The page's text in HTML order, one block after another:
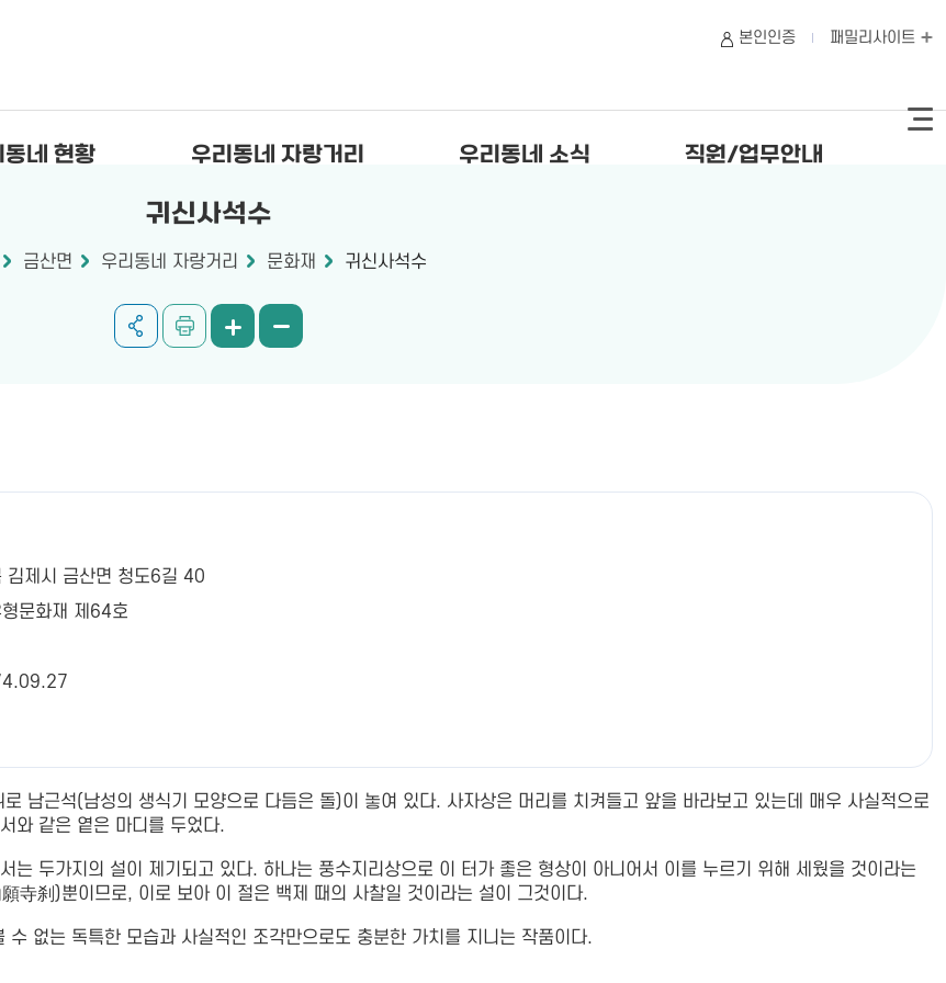
동네 현황 우리동네 자랑거리 우리동네 소식 직원/업무안내
본인인증 패밀리사이트
귀신사석수
금산면 우리동네 자랑거리 문화재 귀신사석수
김제시 금산면 청도6길 40
문화재 제64호
남근석(남성의 생식기 모양으로 다듬은 돌)이 놓여 있다. 사자상은 머리를 치켜들고 앞을 바라보고 있는데 매우 사실적으로
와 같은 옅은 마디를 두었다.
는 두가지의 설이 제기되고 있다. 하나는 풍수지리상으로 이 터가 좋은 형상이 아니어서 이를 누르기 위해 세웠을 것이라는
寺刹)뿐이므로, 이로 보아 이 절은 백제 때의 사찰일 것이라는 설이 그것이다.
없는 독특한 모습과 사실적인 조각만으로도 충분한 가치를 지니는 작품이다.